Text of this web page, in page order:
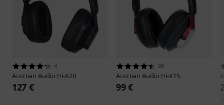
4
Austrian Audio Hi-X20
127 €
39
Austrian Audio Hi-X15
99 €